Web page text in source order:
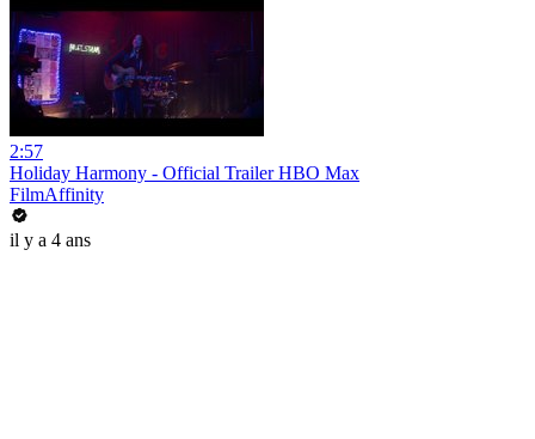
2:57
Holiday Harmony - Official Trailer HBO Max
FilmAffinity
il y a 4 ans